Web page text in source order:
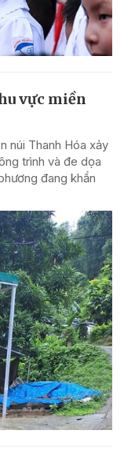
vực miền
núi Thanh Hóa xảy
trình và đe dọa
đang khẩn